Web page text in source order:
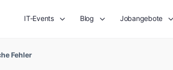
IT-Events Blog Jobangebote
Fehler